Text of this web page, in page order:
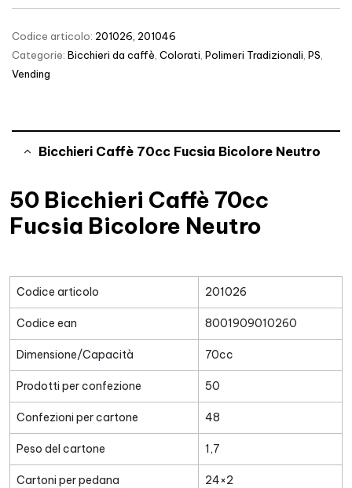
Codice articolo: 201026, 201046
Categorie: Bicchieri da caffè Colorati Polimeri Tradizionali PS
Vending
Bicchieri Caffè 70cc Fucsia Bicolore Neutro
50 Bicchieri Caffè 70cc
Fucsia Bicolore Neutro
Codice articolo 201026
Codice ean 8001909010260
Dimensione/Capacità 70cc
Prodotti per confezione 50
Confezioni per cartone 48
Peso del cartone 1,7
Cartoni per pedana 24×2